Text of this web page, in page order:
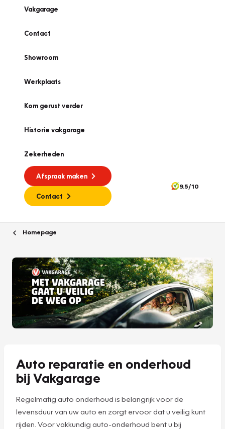
Vakgarage
Contact
Showroom
Werkplaats
Kom gerust verder
Historie vakgarage
Zekerheden
Afspraak maken
Contact
9.5/10
Homepage
Auto reparatie en onderhoud
bij Vakgarage
Regelmatig auto onderhoud is belangrijk voor de
levensduur van uw auto en zorgt ervoor dat u veilig kunt
rijden. Voor vakkundig auto-onderhoud bent u bij